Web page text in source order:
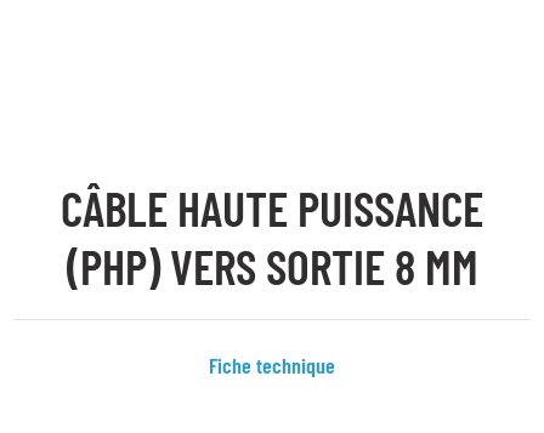
CÂBLE HAUTE PUISSANCE
(PHP) VERS SORTIE 8 MM
Fiche technique